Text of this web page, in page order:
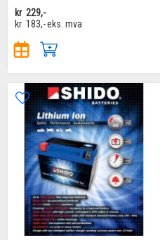
kr 229,-
kr 183,-eks. mva